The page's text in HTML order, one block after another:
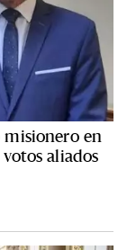
en
aliados